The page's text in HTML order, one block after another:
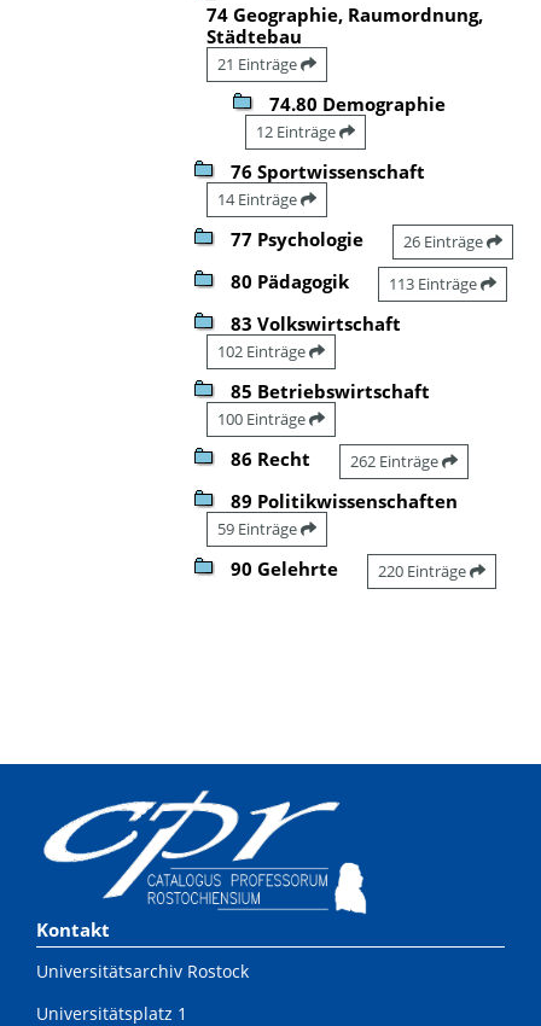
74 Geographie, Raumordnung,
Städtebau
21 Einträge
74.80 Demographie
12 Einträge
76 Sportwissenschaft
14 Einträge
77 Psychologie 26 Einträge
80 Pädagogik 113 Einträge
83 Volkswirtschaft
102 Einträge
85 Betriebswirtschaft
100 Einträge
86 Recht 262 Einträge
89 Politikwissenschaften
59 Einträge
90 Gelehrte 220 Einträge
Kontakt
Universitätsarchiv Rostock
Universitätsplatz 1